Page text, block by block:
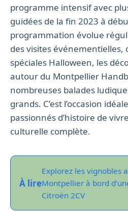
programme intensif avec
guidées de la fin 2023 à
programmation évolue
des visites
spéciales Halloween, les
autour du Montpellier
nombreuses balades
grands. C’est l’occasion
passionnés d’histoire de
culturelle complète.
À lire
Explorez les vignobles
Montpellier à bord
Citroën 2CV